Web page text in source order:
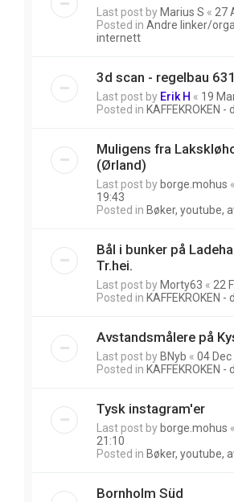
Last post by Marius S « 27
Posted in Andre linker/
internett
3d scan - regelbau 631
Last post by Erik H « 19
Posted in KAFFEKROKEN -
Muligens fra
(Ørland)
Last post by borge.mohus «
19:43
Posted in Bøker, youtube,
Bål i bunker på
Tr.hei.
Last post by Morty63 « 22
Posted in KAFFEKROKEN -
Avstandsmålere på
Last post by BNyb « 04
Posted in KAFFEKROKEN -
Tysk instagram'er
Last post by borge.mohus «
21:10
Posted in Bøker, youtube,
Bornholm Süd